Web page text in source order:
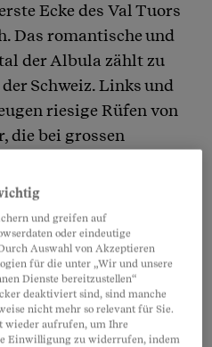
Ecke des Val Tuors
Das romantische und
der Albula zählt zu
Schweiz. Links und
riesige Rüfen von
die bei grossen
des Wanderwegs
auf kurzen Strecken
Strasse zu folgen.
Landschaft aber
als man bei jeder
kann.
und greifen auf
oder eindeutige
Auswahl von Akzeptieren
für die unter „Wir und unsere
Dienste bereitzustellen“
deaktiviert sind, sind manche
nicht mehr so relevant für Sie.
wieder aufrufen, um Ihre
Einwilligung zu widerrufen, indem